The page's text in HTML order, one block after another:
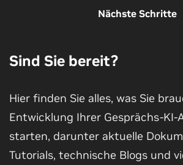
Einstieg in die Entwicklung
individuell angepasster ASR-
Nächste Schritte
Sind Sie bereit?
Hier finden Sie alles, was Sie
Entwicklung Ihrer Gesprächs-KI-
starten, darunter aktuelle
Tutorials, technische Blogs und